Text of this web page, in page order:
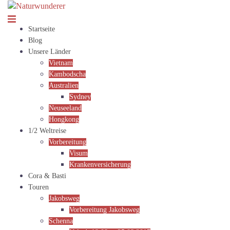
Zum
Inhalt
springen
Startseite
Blog
Unsere Länder
Vietnam
Kambodscha
Australien
Sydney
Neuseeland
Hongkong
1/2 Weltreise
Vorbereitung
Visum
Krankenversicherung
Cora & Basti
Touren
Jakobsweg
Vorbereitung Jakobsweg
Schenna